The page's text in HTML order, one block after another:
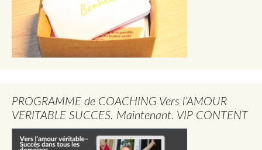
PROGRAMME de COACHING Vers l’AMOUR
VERITABLE SUCCES. Maintenant. VIP CONTENT